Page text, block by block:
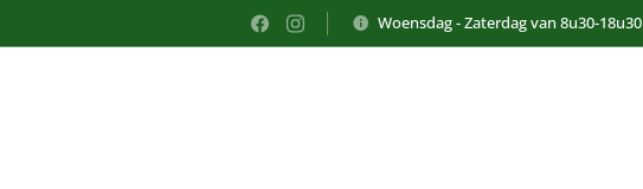
Woensdag - Zaterdag van 8u30-18u30